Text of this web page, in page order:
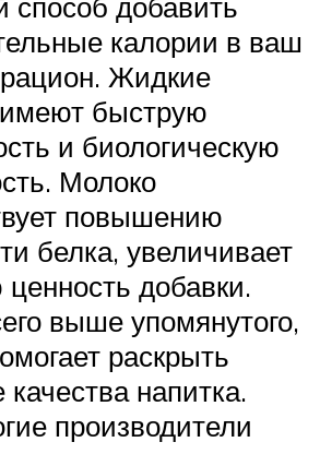
калории в ваш
Жидкие
быструю
и биологическую
Молоко
повышению
белка, увеличивает
добавки.
выше упомянутого,
раскрыть
качества напитка.
производители